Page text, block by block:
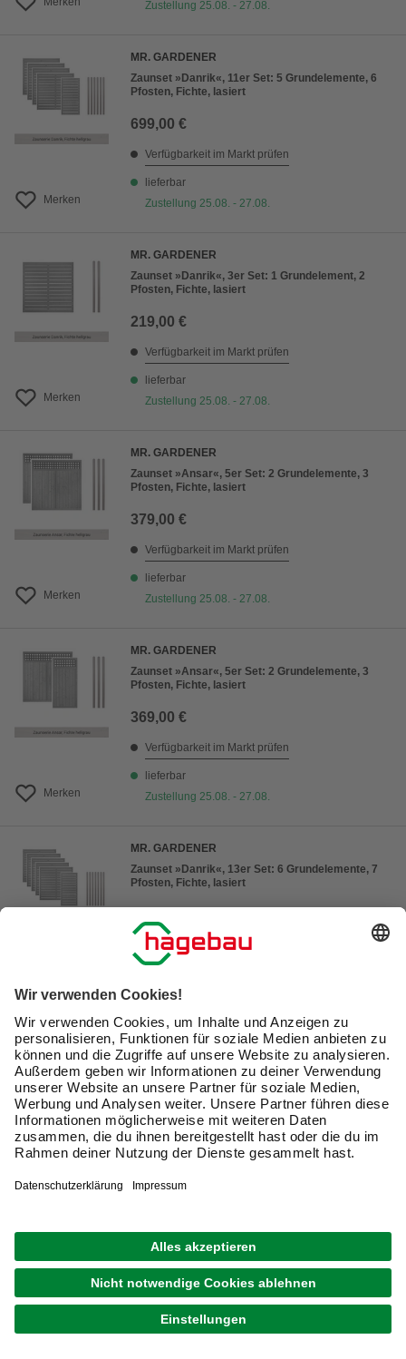
Zustellung 25.08. - 27.08.
Merken
MR. GARDENER
Zaunset »Danrik«, 11er Set: 5 Grundelemente, 6
Pfosten, Fichte, lasiert
699,00 €
Verfügbarkeit im Markt prüfen
lieferbar
Zustellung 25.08. - 27.08.
Merken
MR. GARDENER
Zaunset »Danrik«, 3er Set: 1 Grundelement, 2
Pfosten, Fichte, lasiert
219,00 €
Verfügbarkeit im Markt prüfen
lieferbar
Zustellung 25.08. - 27.08.
Merken
MR. GARDENER
Zaunset »Ansar«, 5er Set: 2 Grundelemente, 3
Pfosten, Fichte, lasiert
379,00 €
Verfügbarkeit im Markt prüfen
lieferbar
Zustellung 25.08. - 27.08.
Merken
MR. GARDENER
Zaunset »Ansar«, 5er Set: 2 Grundelemente, 3
Pfosten, Fichte, lasiert
369,00 €
Verfügbarkeit im Markt prüfen
lieferbar
Zustellung 25.08. - 27.08.
Merken
MR. GARDENER
Zaunset »Danrik«, 13er Set: 6 Grundelemente, 7
Pfosten, Fichte, lasiert
Verfügbarkeit im Markt prüfen
Zustellung 25.08. - 27.08.
Merken
MR. GARDENER
Zaunset »Ontario«, 3er Set: 1 Grundelement, 2
Pfosten, Douglasie, lasiert
349,00 €
Verfügbarkeit im Markt prüfen
Zustellung 25.08. - 27.08.
MR. GARDENER
Zaunset »Ontario«, 13er Set: 6 Grundelemente, 7
Pfosten, Douglasie, lasiert
1.749,00 €